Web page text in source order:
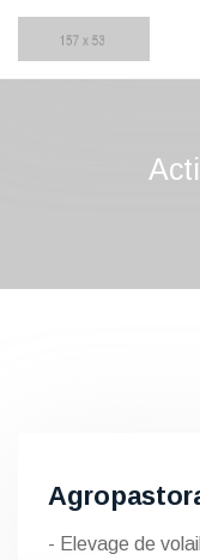
- Elevage de